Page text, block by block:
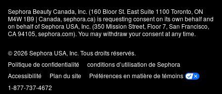
Sephora Beauty Canada, Inc. (160 Bloor St. East Suite 1100 Toronto, ON
M4W 1B9 | Canada, sephora.ca) is requesting consent on its own behalf and
on behalf of Sephora USA, Inc. (350 Mission Street, Floor 7, San Francisco,
CA 94105, sephora.com). You may withdraw your consent at any time.
© 2026 Sephora USA, Inc. Tous droits réservés.
Politique de confidentialité
conditions d’utilisation de Sephora
Accessibilité
Plan du site
Préférences en matière de témoins
1-877-737-4672